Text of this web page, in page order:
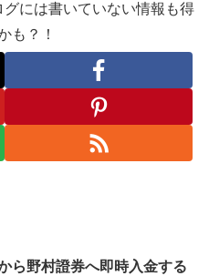
には書いていない情報も得
も？！
ら野村證券へ即時入金する